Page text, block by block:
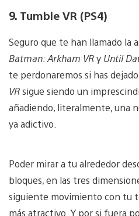
9. Tumble VR (PS4)
Seguro que te han llamado la
Batman: Arkham VRy Until
te perdonaremos si has
VRsigue siendo un
añadiendo, literalmente, una
ya adictivo.
Poder mirar a tu alrededor
bloques, en las tres
siguiente movimiento con tu
más atractivo. Y por si fuera